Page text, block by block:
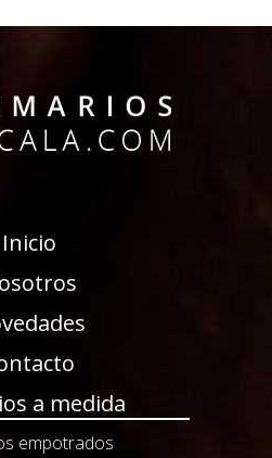
Inicio
a medida
empotrados